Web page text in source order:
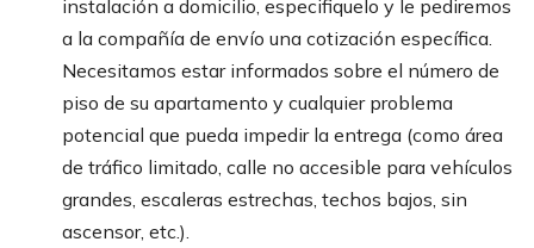
instalación a domicilio, especifiquelo y le pediremos
a la compañía de envío una cotización específica.
Necesitamos estar informados sobre el número de
piso de su apartamento y cualquier problema
potencial que pueda impedir la entrega (como área
de tráfico limitado, calle no accesible para vehículos
grandes, escaleras estrechas, techos bajos, sin
ascensor, etc.).